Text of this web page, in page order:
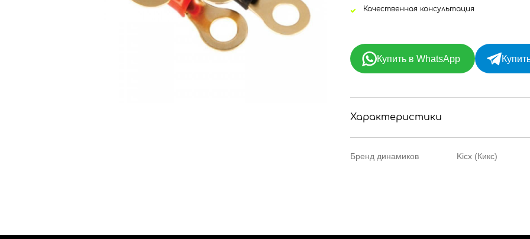
Качественная консультация
Купить в WhatsApp
Характеристики
Бренд динамиков Kicx (Кикс)